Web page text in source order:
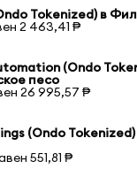
Tokenized) в
2 463,41 ₱
(Ondo
песо
26 995,57 ₱
(Ondo
551,81 ₱